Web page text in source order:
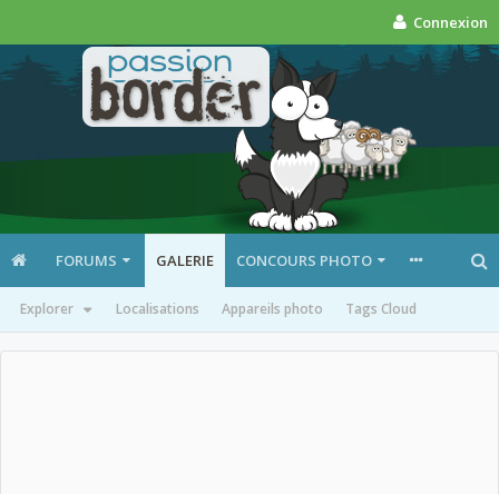
Connexion
FORUMS GALERIE
Explorer Localisations Appareils photo Tags Cloud
CONCOURS PHOTO